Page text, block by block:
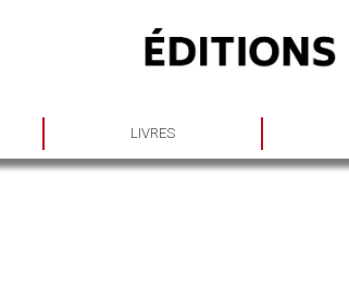
LIVRES